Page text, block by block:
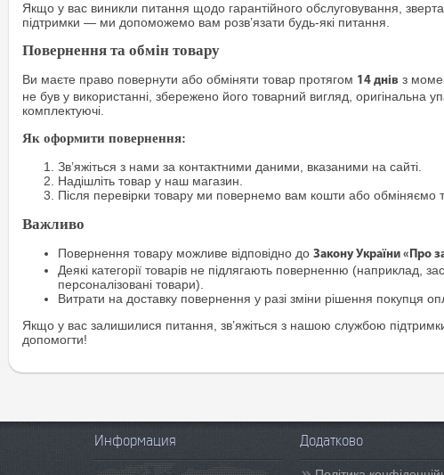
Якщо у вас виникли питання щодо гарантійного обслуговування,
підтримки — ми допоможемо вам розв’язати будь-які питання.
Повернення та обмін товару
Ви маєте право повернути або обміняти товар протягом 14 днів з
не був у використанні, збережено його товарний вигляд, оригінальна
комплектуючі.
Як оформити повернення:
Зв’яжіться з нами за контактними даними, вказаними на сайті.
Надішліть товар у наш магазин.
Після перевірки товару ми повернемо вам кошти або обміняємо
Важливо
Повернення товару можливе відповідно до Закону України «Про
Деякі категорії товарів не підлягають поверненню (наприклад,
персоналізовані товари).
Витрати на доставку повернення у разі зміни рішення покупця
Якщо у вас залишилися питання, зв’яжіться з нашою службою
допомогти!
Информация Додатково